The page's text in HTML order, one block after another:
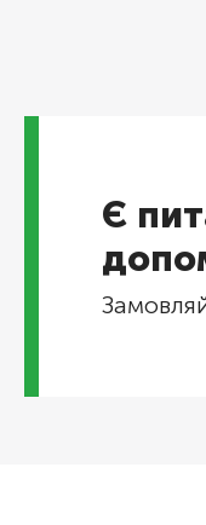
Є